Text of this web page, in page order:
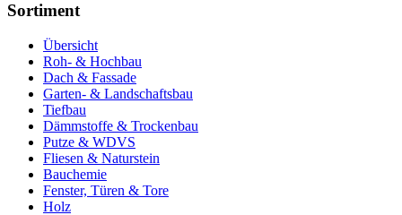
Sortiment
Übersicht
Roh- & Hochbau
Dach & Fassade
Garten- & Landschaftsbau
Tiefbau
Dämmstoffe & Trockenbau
Putze & WDVS
Fliesen & Naturstein
Bauchemie
Fenster, Türen & Tore
Holz